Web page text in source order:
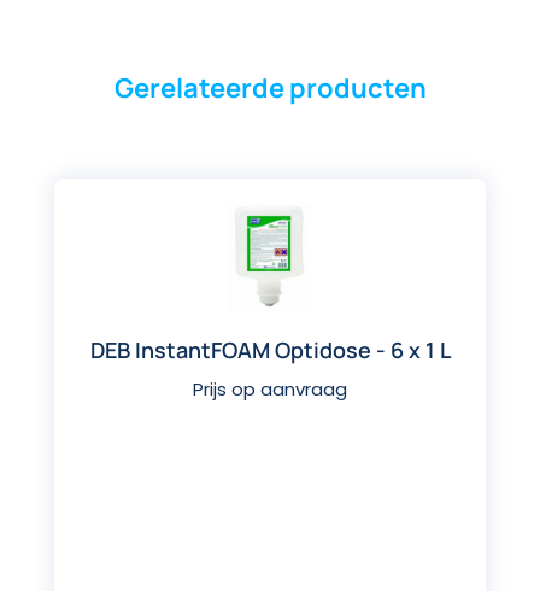
Gerelateerde producten
DEB InstantFOAM Optidose - 6 x 1 L
Prijs op aanvraag